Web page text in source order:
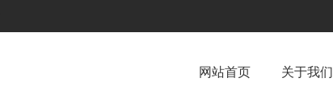
网站首页 关于我们